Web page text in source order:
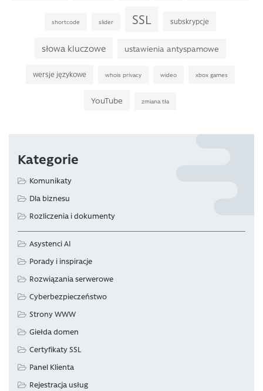
shortcode slider SSL subskrypcje
słowa kluczowe ustawienia antyspamowe
wersje językowe whois privacy wideo xbox games
YouTube zmiana tła
Kategorie
Komunikaty
Dla biznesu
Rozliczenia i dokumenty
Asystenci AI
Porady i inspiracje
Rozwiązania serwerowe
Cyberbezpieczeństwo
Strony WWW
Giełda domen
Certyfikaty SSL
Panel Klienta
Rejestracja usług